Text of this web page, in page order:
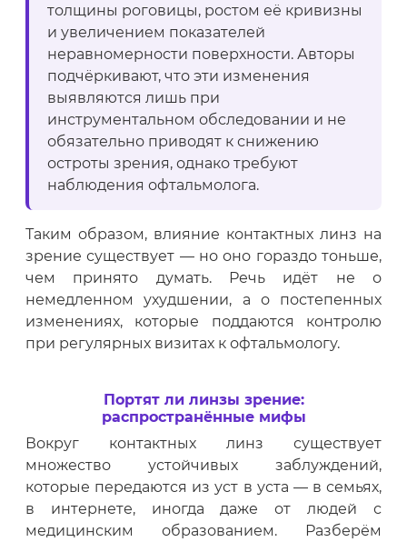
толщины роговицы, ростом её кривизны
и увеличением показателей
неравномерности поверхности. Авторы
подчёркивают, что эти изменения
выявляются лишь при
инструментальном обследовании и не
обязательно приводят к снижению
остроты зрения, однако требуют
наблюдения офтальмолога.
Таким образом, влияние контактных линз на
зрение существует — но оно гораздо тоньше,
чем принято думать. Речь идёт не о
немедленном ухудшении, а о постепенных
изменениях, которые поддаются контролю
при регулярных визитах к офтальмологу.
Портят ли линзы зрение:
распространённые мифы
Вокруг контактных линз существует
множество устойчивых заблуждений,
которые передаются из уст в уста — в семьях,
в интернете, иногда даже от людей с
медицинским образованием. Разберём